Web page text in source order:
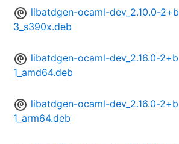
libatdgen-ocaml-dev_2.10.0-2+b
3_s390x.deb
libatdgen-ocaml-dev_2.16.0-2+b
1_amd64.deb
libatdgen-ocaml-dev_2.16.0-2+b
1_arm64.deb